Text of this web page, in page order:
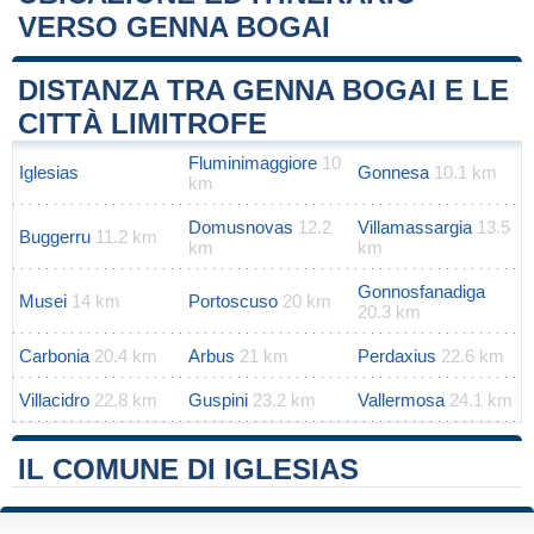
VERSO GENNA BOGAI
+
−
Leaflet|Map data ©
DISTANZA TRA GENNA BOGAI E LE
CITTÀ LIMITROFE
Iglesias Fluminimaggiore 10
km
Gonnesa 10.1 km
Buggerru 11.2 km Domusnovas 12.2
km
Villamassargia 13.5
km
Musei 14 km Portoscuso 20 km
Gonnosfanadiga
20.3 km
Carbonia 20.4 km Arbus 21 km Perdaxius 22.6 km
Villacidro 22.8 km Guspini 23.2 km Vallermosa 24.1 km
IL COMUNE DI IGLESIAS